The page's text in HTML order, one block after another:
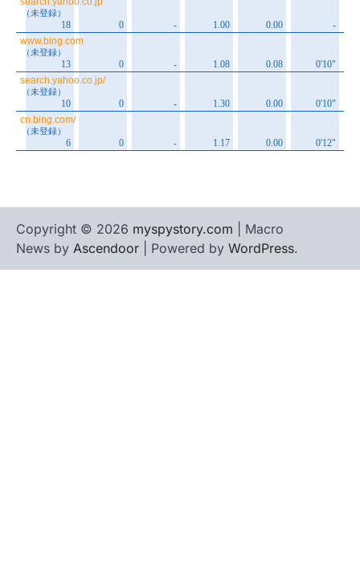
Copyright © 2026 myspystory.com | Macro
News by Ascendoor | Powered by WordPress.